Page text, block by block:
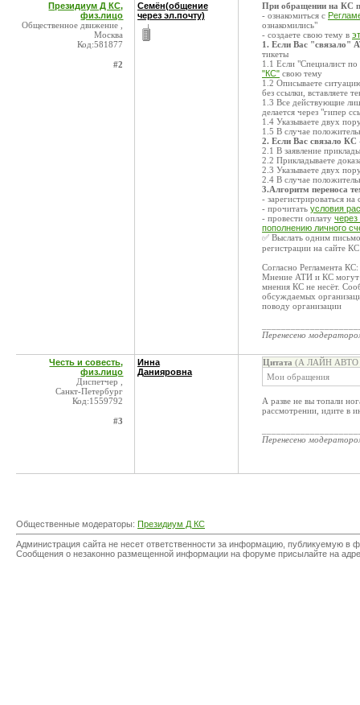
Президиум Д КС,
физ.лицо
Общественное движение ,
Москва
Код:581877
#2
Семён(общение
через эл.почту)
При обращении на КС
- ознакомиться с
ознакомились"
- создаете свою тему в
1. Если Вас "связало"
тикеты
1.1 Если "Специалист
"КС" свою тему
1.2 Описываете
без ссылки, вставляете
1.3 Все действующие
делается через "гипер
1.4 Указываете двух
1.5 В случае
2. Если Вас связало КС
2.1 В заявление
2.2 Прикладываете
2.3 Указываете двух
2.4 В случае
3.Алгоритм переноса
- зарегистрироваться
- прочитать условия
- провести оплату через
пополнению личного
✅ Выслать одним
регистрации на сайте
Согласно Регламента
Мнение АТИ и КС могут
мнения КС не несёт.
обсуждаемых
поводу организации
Перенесено
Честь и совесть,
физ.лицо
Диспетчер ,
Санкт-Петербург
Код:1559792
#3
Инна
Данияровна
Цитата (А ЛАЙН АВТО
Мои обращения
А разве не вы топали
рассмотрении, идите в
Перенесено
Общественные модераторы: Президиум Д КС
Администрация сайта не несет ответственности за информацию, публикуемую
Сообщения о незаконно размещенной информации на форуме присылайте на